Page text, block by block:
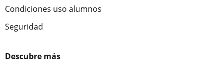
Condiciones uso alumnos
Seguridad
Descubre más